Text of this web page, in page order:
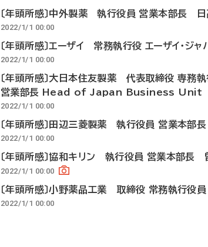
〔年頭所感〕中外製薬 執行役員 営業本部長 日
2022/1/1 00:00
〔年頭所感〕エーザイ 常務執行役 エーザイ・ジ
2022/1/1 00:00
〔年頭所感〕大日本住友製薬 代表取締役 専務
営業部長 Head of Japan Business Unit
2022/1/1 00:00
〔年頭所感〕田辺三菱製薬 執行役員 営業本部
2022/1/1 00:00
〔年頭所感〕協和キリン 執行役員 営業本部長
2022/1/1 00:00
〔年頭所感〕小野薬品工業 取締役 常務執行役
2022/1/1 00:00